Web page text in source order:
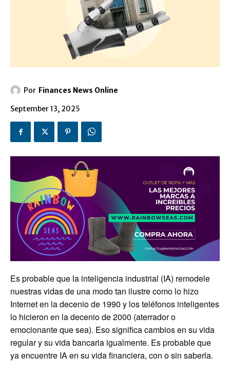
Por Finances News Online
September 13, 2025
Es probable que la inteligencia industrial (IA) remodele
nuestras vidas de una modo tan ilustre como lo hizo
Internet en la decenio de 1990 y los teléfonos inteligentes
lo hicieron en la decenio de 2000 (aterrador o
emocionante que sea). Eso significa cambios en su vida
regular y su vida bancaria igualmente. Es probable que
ya encuentre IA en su vida financiera, con o sin saberla.